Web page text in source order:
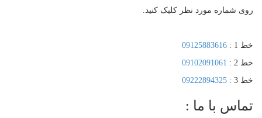
شماره مورد نظر کلیک کنید.
09125883616
09102091061
09222894325
با ما :